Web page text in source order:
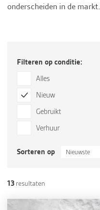
onderscheiden in de markt.
Filteren op conditie:
Alles
Nieuw
Gebruikt
Verhuur
Sorteren op Nieuwste
13 resultaten